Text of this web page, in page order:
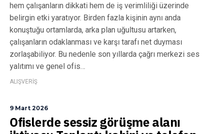
hem çalışanların dikkati hem de iş verimliliği üzerinde
belirgin etki yaratıyor. Birden fazla kişinin aynı anda
konuştuğu ortamlarda, arka plan uğultusu artarken,
çalışanların odaklanması ve karşı tarafı net duyması
zorlaşabiliyor. Bu nedenle son yıllarda çağrı merkezi ses
yalıtımı ve genel ofis…
ALIŞVERİŞ
9 Mart 2026
Ofislerde sessiz görüşme alanı